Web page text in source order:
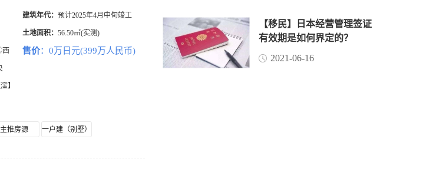
建筑年代： 预计2025年4月中旬竣工
土地面积： 56.50㎡(实测)
西
】
售价：0万日元(399万人民币)
主推房源 一户建（别墅）
【移民】日本经营管理签证
有效期是如何界定的？
2021-06-16